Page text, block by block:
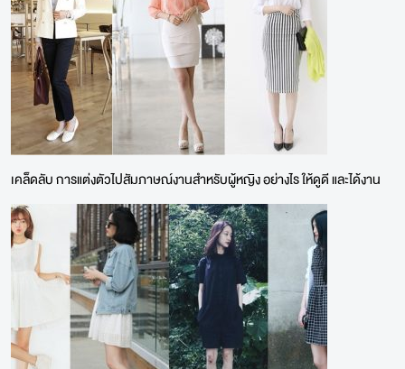
เคล็ดลับ การแต่งตัวไปสัมภาษณ์งานสำหรับผู้หญิง อย่างไร ให้ดูดี และได้งาน